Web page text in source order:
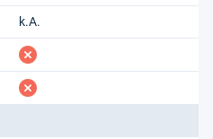
k.A.
fehlt
fehlt